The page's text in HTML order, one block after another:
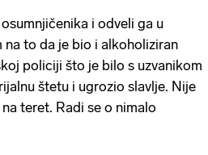
i odveli ga u
to da je bio i alkoholiziran
policiji što je bilo s uzvanikom
štetu i ugrozio slavlje. Nije
teret. Radi se o nimalo